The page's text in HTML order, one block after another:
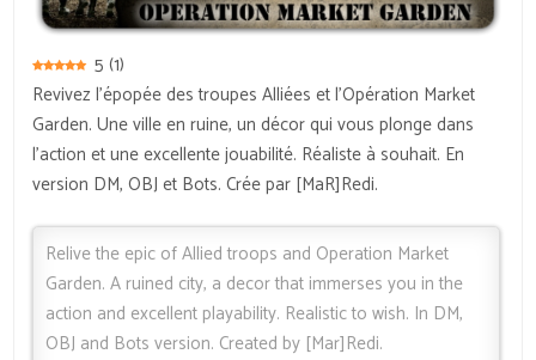
5 (1)
Revivez l’épopée des troupes Alliées et l’Opération Market
Garden. Une ville en ruine, un décor qui vous plonge dans
l’action et une excellente jouabilité. Réaliste à souhait. En
version DM, OBJ et Bots. Crée par [MaR]Redi.
Relive the epic of Allied troops and Operation Market
Garden. A ruined city, a decor that immerses you in the
action and excellent playability. Realistic to wish. In DM,
OBJ and Bots version. Created by [Mar]Redi.